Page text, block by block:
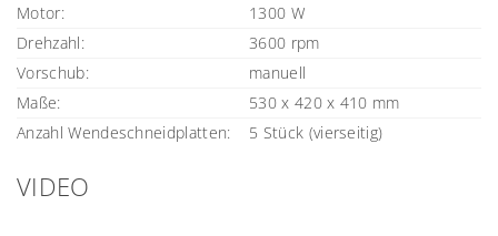
Motor:
1300 W
Drehzahl:
3600 rpm
Vorschub:
manuell
Maße:
530 x 420 x 410 mm
Anzahl Wendeschneidplatten:
5 Stück (vierseitig)
VIDEO